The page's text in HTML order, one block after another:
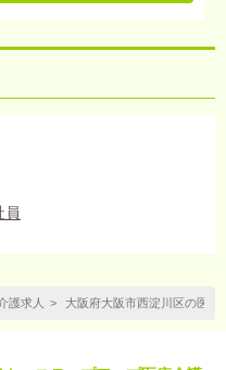
員
護求人 大阪府大阪市西淀川区の医療